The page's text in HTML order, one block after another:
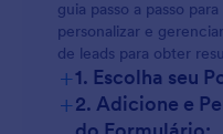
guia passo a passo
personalizar e
de leads para obter
+1. Escolha seu
+2. Adicione e